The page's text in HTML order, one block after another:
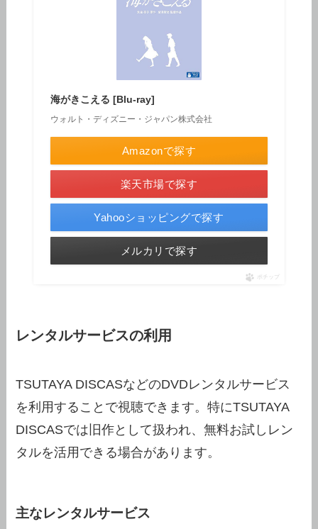
海がきこえる [Blu-ray]
ウォルト・ディズニー・ジャパン株式会社
Amazonで探す
楽天市場で探す
Yahooショッピングで探す
メルカリで探す
ポチップ
レンタルサービスの利用
TSUTAYA DISCASなどのDVDレンタルサービス
を利用することで視聴できます。特にTSUTAYA
DISCASでは旧作として扱われ、無料お試しレン
タルを活用できる場合があります。
主なレンタルサービス